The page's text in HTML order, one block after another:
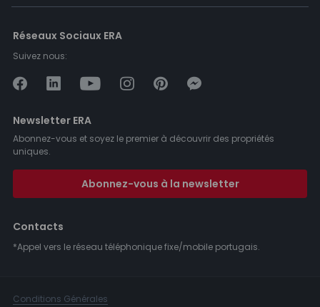
Réseaux Sociaux ERA
Suivez nous:
Newsletter ERA
Abonnez-vous et soyez le premier à découvrir des propriétés
uniques.
Abonnez-vous à la newsletter
Contacts
*Appel vers le réseau téléphonique fixe/mobile portugais.
Conditions Générales